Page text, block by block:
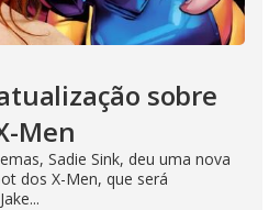
sobre
Men
Sadie Sink, deu uma nova
dos X-Men, que será